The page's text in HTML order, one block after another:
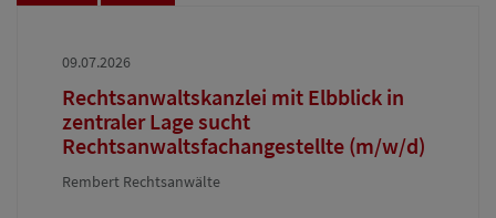
09.07.2026
Rechtsanwaltskanzlei mit Elbblick in
zentraler Lage sucht
Rechtsanwaltsfachangestellte (m/w/d)
Rembert Rechtsanwälte